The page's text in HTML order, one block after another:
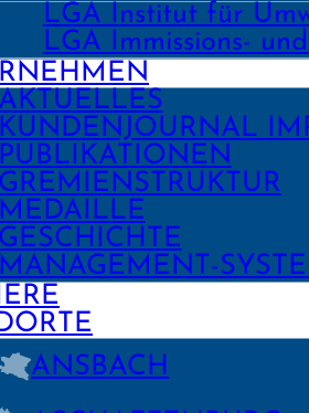
LGA Institut für
LGA Immissions-
ANSBACH